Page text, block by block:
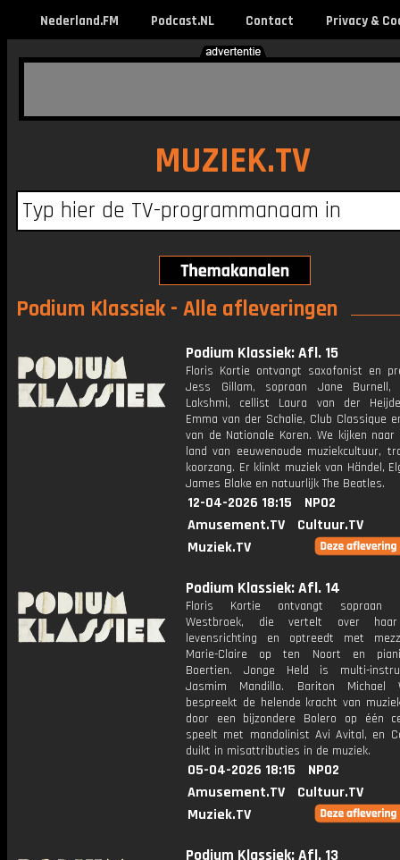
Nederland.FM Podcast.NL Contact Privacy &
MUZIEK.TV
Podium Klassiek - Alle afleveringen
Podium Klassiek: Afl. 15
Floris Kortie ontvangt saxofonist en
Jess Gillam, sopraan Jane Burnell,
Lakshmi, cellist Laura van der
Emma van der Schalie, Club Classique
van de Nationale Koren. We kijken naar
land van eeuwenoude muziekcultuur,
koorzang. Er klinkt muziek van Händel,
James Blake en natuurlijk The Beatles.
12-04-2026 18:15
NPO2
Amusement.TV
Cultuur.TV
Muziek.TV
Podium Klassiek: Afl. 14
Floris Kortie ontvangt sopraan
Westbroek, die vertelt over
levensrichting en optreedt met
Marie-Claire op ten Noort en
Boertien. Jonge Held is multi-
Jasmim Mandillo. Bariton Michael
bespreekt de helende kracht van
door een bijzondere Bolero op één
speelt met mandolinist Avi Avital, en
duikt in misattributies in de muziek.
05-04-2026 18:15
NPO2
Amusement.TV
Cultuur.TV
Muziek.TV
Podium Klassiek: Afl. 13